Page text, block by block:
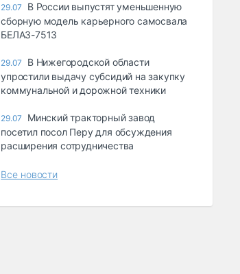
29.07
В России выпустят уменьшенную
сборную модель карьерного самосвала
БЕЛАЗ-7513
29.07
В Нижегородской области
упростили выдачу субсидий на закупку
коммунальной и дорожной техники
29.07
Минский тракторный завод
посетил посол Перу для обсуждения
расширения сотрудничества
Все новости